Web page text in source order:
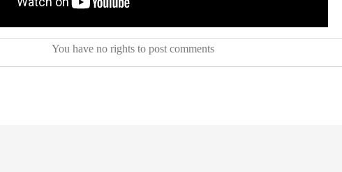
You have no rights to post comments